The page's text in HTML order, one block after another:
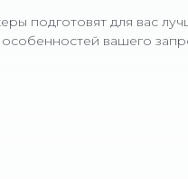
подготовят для вас
особенностей вашего